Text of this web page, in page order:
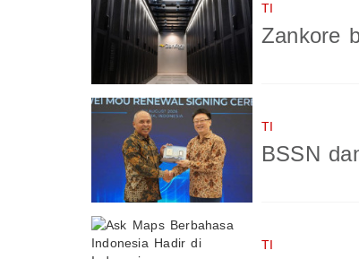
TI
Zankore
TI
BSSN
TI